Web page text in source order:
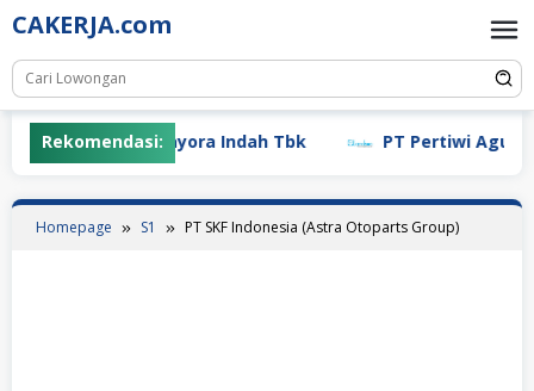
Skip
to
content
CAKERJA.com
Rekomendasi:
PT Mayora Indah Tbk PT Pertiwi Agung
Homepage S1 PT SKF Indonesia (Astra Otoparts Group)